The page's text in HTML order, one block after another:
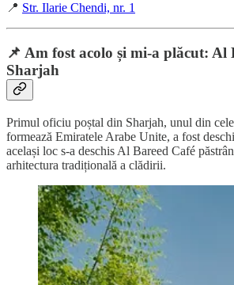
📍 Str. Ilarie Chendi, nr. 1
📌 Am fost acolo și mi-a plăcut: Al
Sharjah
Primul oficiu poștal din Sharjah, unul din
formează Emiratele Arabe Unite, a fost
același loc s-a deschis Al Bareed Café
arhitectura tradițională a clădirii.